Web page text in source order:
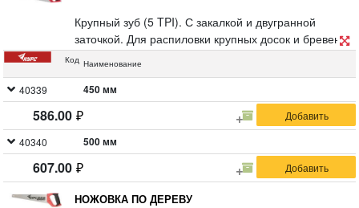
Крупный зуб (5 TPI). С закалкой и двугранной
заточкой. Для распиловки крупных досок и бревен.
Материал: высокоуглеродистая инструментальная
Код Наименование
40339 450 мм
586.00
40340 500 мм
607.00
НОЖОВКА ПО ДЕРЕВУ